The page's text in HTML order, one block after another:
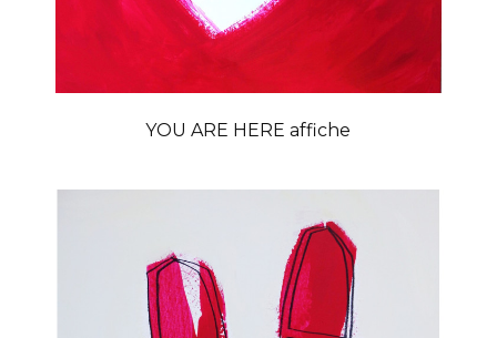
YOU ARE HERE affiche